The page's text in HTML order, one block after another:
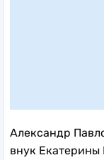
Александр
внук Екатерины